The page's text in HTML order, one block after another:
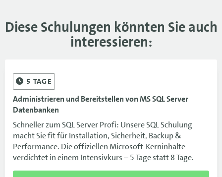
Diese Schulungen könnten Sie auch
interessieren:
5 TAGE
Administrieren und Bereitstellen von MS SQL Server
Datenbanken
Schneller zum SQL Server Profi: Unsere SQL Schulung
macht Sie fit für Installation, Sicherheit, Backup &
Performance. Die offiziellen Microsoft-Kerninhalte
verdichtet in einem Intensivkurs – 5 Tage statt 8 Tage.